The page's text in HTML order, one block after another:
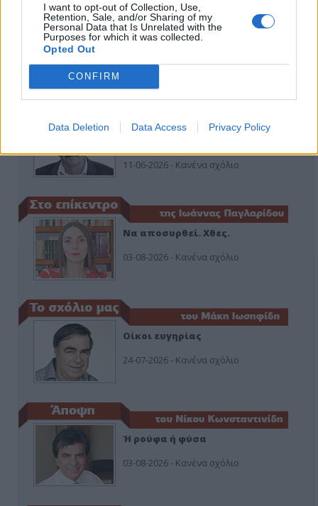
I want to opt-out of Collection, Use,
Retention, Sale, and/or Sharing of my
Personal Data that Is Unrelated with the
Purposes for which it was collected.
Opted Out
CONFIRM
Data Deletion Data Access Privacy Policy
Εδώ Παππάς, εκεί Παππάς, που είναι
ο ΣΥΡΙΖΑ και οι Κιλκισιώτες
26-07-2026 - Κανένα σχόλιο
Κιλκίς προς Χατζηδάκη: Στηρίξτε
11-06-2026 - Κανένα σχόλιο
Να αποσυρθεί. Χθες.
03-08-2026 - Κανένα σχόλιο
Οίκοι ευγηρίας
24-07-2026 - Κανένα σχόλιο
Ή ρούφα ή φύσα
03-08-2026 - Κανένα σχόλιο